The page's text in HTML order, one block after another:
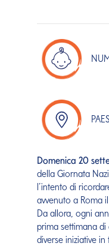
Domenica 20
della Giornata
l’intento di
avvenuto a Roma
Da allora, ogni
prima settimana
diverse iniziative